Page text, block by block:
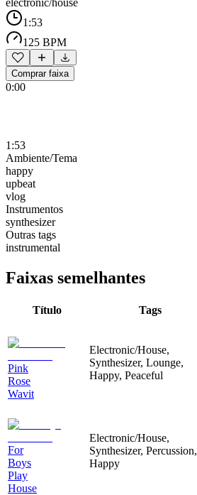
1:53
125 BPM
Comprar faixa
0:00
1:53
Ambiente/Tema
happy
upbeat
vlog
Instrumentos
synthesizer
Outras tags
instrumental
Faixas semelhantes
Título Tags
Pink
Rose
Wavit
Electronic/House,
Synthesizer, Lounge,
Happy, Peaceful
For
Boys
Play
House
Electronic/House,
Synthesizer, Percussion,
Happy